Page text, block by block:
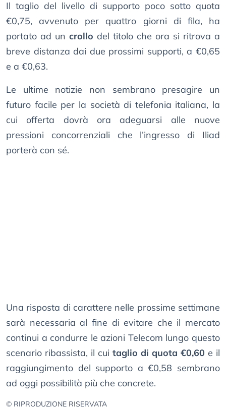
Il taglio del livello di supporto poco sotto quota
€0,75, avvenuto per quattro giorni di fila, ha
portato ad un crollo del titolo che ora si ritrova a
breve distanza dai due prossimi supporti, a €0,65
e a €0,63.
Le ultime notizie non sembrano presagire un
futuro facile per la società di telefonia italiana, la
cui offerta dovrà ora adeguarsi alle nuove
pressioni concorrenziali che l’ingresso di Iliad
porterà con sé.
Una risposta di carattere nelle prossime settimane
sarà necessaria al fine di evitare che il mercato
continui a condurre le azioni Telecom lungo questo
scenario ribassista, il cui taglio di quota €0,60 e il
raggiungimento del supporto a €0,58 sembrano
ad oggi possibilità più che concrete.
© RIPRODUZIONE RISERVATA